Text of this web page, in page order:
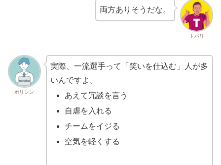
トバリ
両方ありそうだな。
ホリシン
実際、一流選手って「笑いを仕込む」人が多
いんですよ。
あえて冗談を言う
自虐を入れる
チームをイジる
空気を軽くする